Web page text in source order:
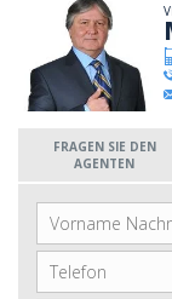
FRAGEN SIE DEN
AGENTEN